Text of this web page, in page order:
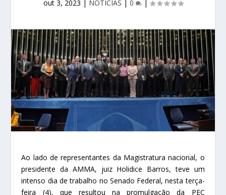
out 3, 2023 | NOTÍCIAS | 0 |
Ao lado de representantes da Magistratura nacional, o
presidente da AMMA, juiz Holidice Barros, teve um
intenso dia de trabalho no Senado Federal, nesta terça-
feira (4), que resultou na promulgação da PEC